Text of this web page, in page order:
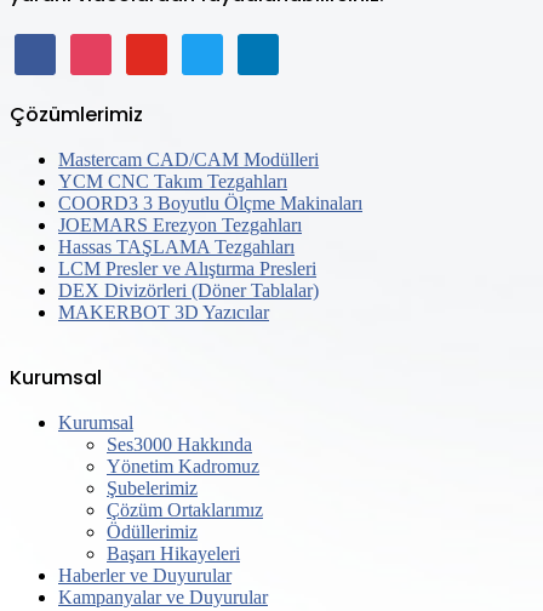
facebookinstagramyoutubetwitter linkedin
Çözümlerimiz
Mastercam CAD/CAM Modülleri
YCM CNC Takım Tezgahları
COORD3 3 Boyutlu Ölçme Makinaları
JOEMARS Erezyon Tezgahları
Hassas TAŞLAMA Tezgahları
LCM Presler ve Alıştırma Presleri
DEX Divizörleri (Döner Tablalar)
MAKERBOT 3D Yazıcılar
Kurumsal
Kurumsal
Ses3000 Hakkında
Yönetim Kadromuz
Şubelerimiz
Çözüm Ortaklarımız
Ödüllerimiz
Başarı Hikayeleri
Haberler ve Duyurular
Kampanyalar ve Duyurular